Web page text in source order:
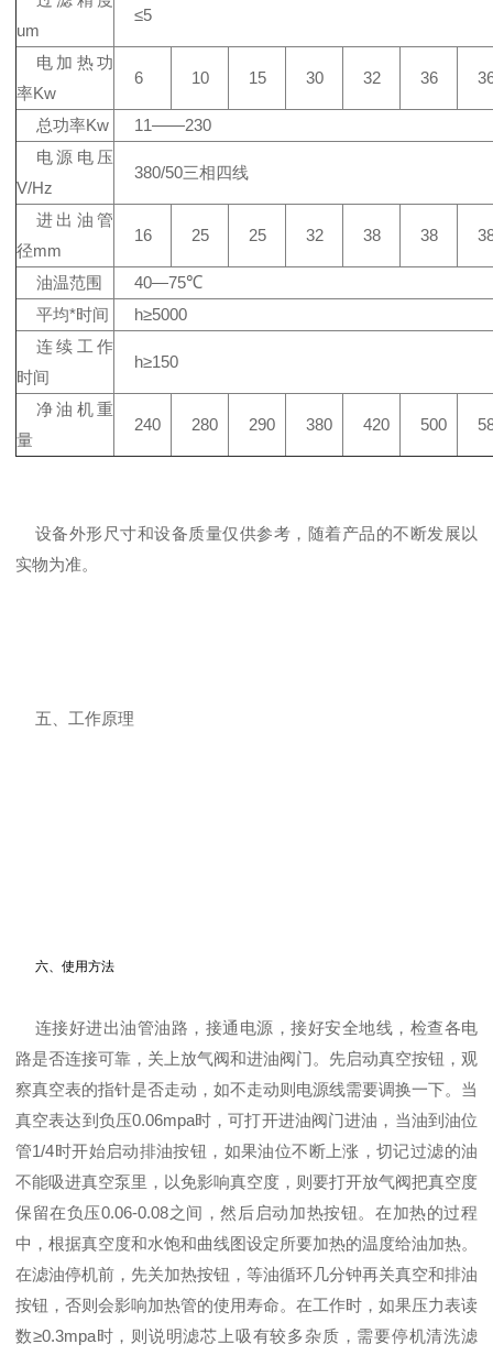
um
≤5
电加热功
率Kw
6 10 15 30 32 36
总功率Kw
11——230
电源电压
V/Hz
380/50三相四线
进出油管
径mm
16 25 25 32 38 38
油温范围
40—75℃
平均*时间
h≥5000
连续工作
时间
h≥150
净油机重
量
240 280 290 380 420 500
设备外形尺寸和设备质量仅供参考，随着产品的不断发展以
实物为准。
五、工作原理
六、使用方法
连接好进出油管油路，接通电源，接好安全地线，检查各电
路是否连接可靠，关上放气阀和进油阀门。先启动真空按钮，观
察真空表的指针是否走动，如不走动则电源线需要调换一下。当
真空表达到负压0.06mpa时，可打开进油阀门进油，当油到油位
管1/4时开始启动排油按钮，如果油位不断上涨，切记过滤的油
不能吸进真空泵里，以免影响真空度，则要打开放气阀把真空度
保留在负压0.06-0.08之间，然后启动加热按钮。在加热的过程
中，根据真空度和水饱和曲线图设定所要加热的温度给油加热。
在滤油停机前，先关加热按钮，等油循环几分钟再关真空和排油
按钮，否则会影响加热管的使用寿命。在工作时，如果压力表读
数≥0.3mpa时，则说明滤芯上吸有较多杂质，需要停机清洗滤